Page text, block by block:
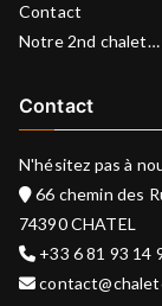
Contact
Notre 2nd chalet…
Contact
N'hésitez pas à
66 chemin des
74390 CHATEL
+33 6 81 93 14